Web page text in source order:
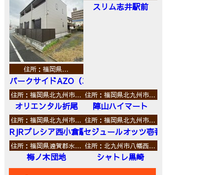
住所：福岡県…
パークサイドAZO（エーゼットオー）
スリム志井駅前
住所：福岡県北九州市…
オリエンタル折尾
住所：福岡県北九州市…
陣山ハイマート
住所：福岡県北九州市…
RJRプレシア西小倉駅前
住所：福岡県北九州市…
セジュールオッツ壱番館
住所：福岡県遠賀郡水…
梅ノ木団地
住所：北九州市八幡西…
シャトレ黒崎